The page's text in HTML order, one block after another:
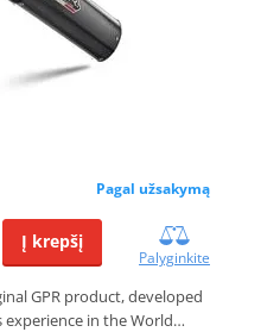
Pagal užsakymą
Į krepšį
Palyginkite
GPR product, developed
experience in the World…